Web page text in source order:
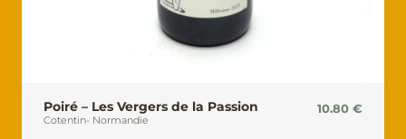
Poiré – Les Vergers de la Passion
Cotentin- Normandie
10.80 €